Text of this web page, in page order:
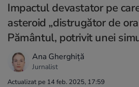
Impactul devastator pe
asteroid „distrugător de
Pământul, potrivit unei
Ana Gherghiță
Jurnalist
Actualizat pe 14 feb. 2025, 17:59